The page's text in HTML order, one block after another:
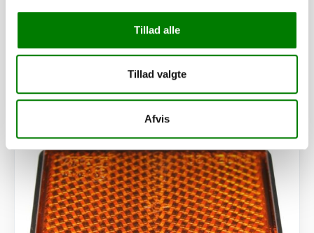
Tillad alle
Tillad valgte
Afvis
4,00kr.
Afhentning og forsendelse
Se detaljer
PÅ LAGER